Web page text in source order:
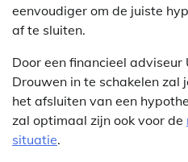
eenvoudiger om de juiste
af te sluiten.
Door een financieel adviseur
Drouwen in te schakelen zal
het afsluiten van een
zal optimaal zijn ook voor de
situatie.